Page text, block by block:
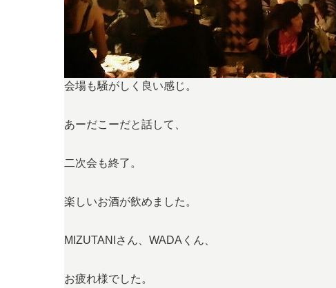
会場も騒がしく良い感じ。
あーだこーだと話して、
二次会も終了。
楽しいお酒が飲めました。
MIZUTANIさん、WADAくん、
お疲れ様でした。